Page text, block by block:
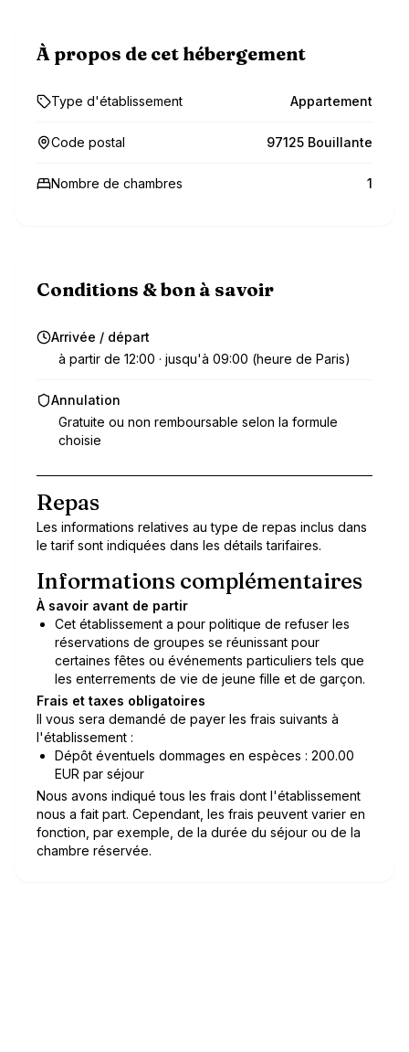
À propos de cet hébergement
Type d'établissement Appartement
Code postal 97125 Bouillante
Nombre de chambres 1
Conditions & bon à savoir
Arrivée / départ
à partir de 12:00 · jusqu'à 09:00 (heure de Paris)
Annulation
Gratuite ou non remboursable selon la formule
choisie
Repas
Les informations relatives au type de repas inclus dans
le tarif sont indiquées dans les détails tarifaires.
Informations complémentaires
À savoir avant de partir
Cet établissement a pour politique de refuser les
réservations de groupes se réunissant pour
certaines fêtes ou événements particuliers tels que
les enterrements de vie de jeune fille et de garçon.
Frais et taxes obligatoires
Il vous sera demandé de payer les frais suivants à
l'établissement :
Dépôt éventuels dommages en espèces : 200.00
EUR par séjour
Nous avons indiqué tous les frais dont l'établissement
nous a fait part. Cependant, les frais peuvent varier en
fonction, par exemple, de la durée du séjour ou de la
chambre réservée.